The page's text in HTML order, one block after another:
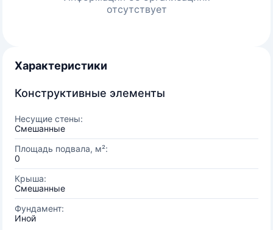
отсутствует
Характеристики
Конструктивные элементы
Несущие стены:
Смешанные
Площадь подвала, м²:
0
Крыша:
Смешанные
Фундамент:
Иной